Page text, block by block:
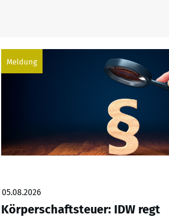
Meldung
05.08.2026
Körperschaftsteuer: IDW regt